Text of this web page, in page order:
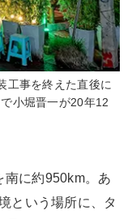
工事を終えた直後に
小堀晋一が20年12
南に約950km。あ
という場所に、タ